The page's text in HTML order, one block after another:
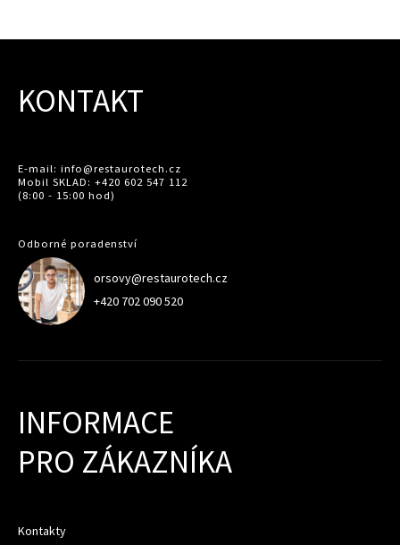
KONTAKT
E-mail: info@restaurotech.cz
Mobil SKLAD: +420 602 547 112
(8:00 - 15:00 hod)
Odborné poradenství
orsovy@restaurotech.cz
+420 702 090 520
INFORMACE
PRO ZÁKAZNÍKA
Kontakty